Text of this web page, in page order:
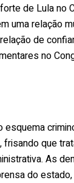
de Lula no
uma relação
de
no
que
As
do